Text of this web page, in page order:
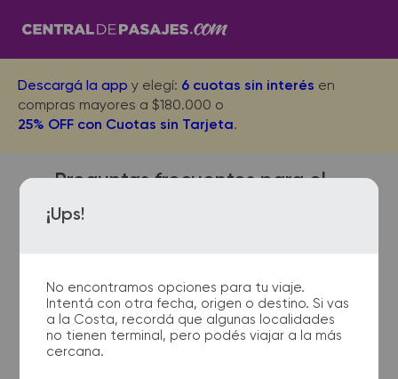
Descargá la app y elegí: 6 cuotas sin interés en
compras mayores a $180.000 o
25% OFF con Cuotas sin Tarjeta.
¡Ups!
No encontramos opciones para tu viaje.
Intentá con otra fecha, origen o destino. Si vas
a la Costa, recordá que algunas localidades
no tienen terminal, pero podés viajar a la más
cercana.
Preguntas frecuentes para el
viaje desde Pila a La Plata
¿Dónde quedan las
terminales de micro de Pila a
La Plata?